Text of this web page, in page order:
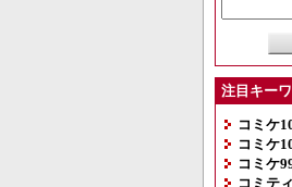
注目キー
コミケ
コミケ
コミケ
コミテ